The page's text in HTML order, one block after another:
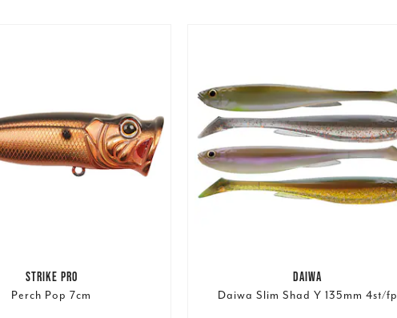
STRIKE PRO
Perch Pop 7cm
DAIWA
Daiwa Slim Shad Y 135mm 4st/fp